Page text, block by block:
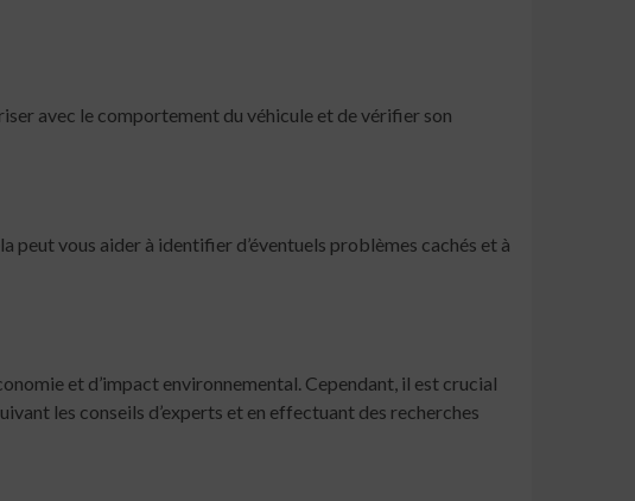
avec le comportement du véhicule et de vérifier son
peut vous aider à identifier d’éventuels problèmes cachés et à
et d’impact environnemental. Cependant, il est crucial
les conseils d’experts et en effectuant des recherches